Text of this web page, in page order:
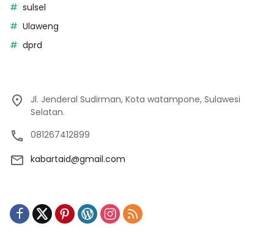
sulsel
Ulaweng
dprd
Jl. Jenderal Sudirman, Kota watampone, Sulawesi
Selatan.
081267412899
kabartaid@gmail.com